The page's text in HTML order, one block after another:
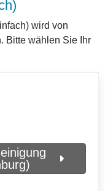
wird von
Bitte wählen Sie Ihr